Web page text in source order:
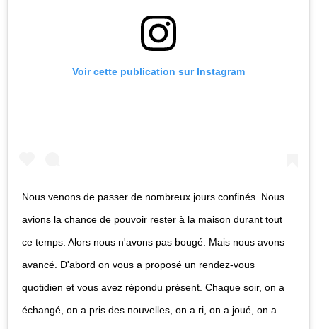
Voir cette publication sur Instagram
Nous venons de passer de nombreux jours confinés. Nous
avions la chance de pouvoir rester à la maison durant tout
ce temps. Alors nous n'avons pas bougé. Mais nous avons
avancé. D'abord on vous a proposé un rendez-vous
quotidien et vous avez répondu présent. Chaque soir, on a
échangé, on a pris des nouvelles, on a ri, on a joué, on a